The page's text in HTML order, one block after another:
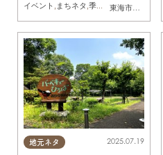
東海市
, 東浦町
イベント , まちネタ ,季節ネタ ,まとめ記事
地元ネタ 2025.07.19